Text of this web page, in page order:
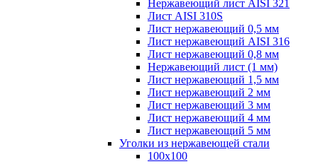
Нержавеющий лист AISI 321
Лист AISI 310S
Лист нержавеющий 0,5 мм
Лист нержавеющий AISI 316
Лист нержавеющий 0,8 мм
Нержавеющий лист (1 мм)
Лист нержавеющий 1,5 мм
Лист нержавеющий 2 мм
Лист нержавеющий 3 мм
Лист нержавеющий 4 мм
Лист нержавеющий 5 мм
Уголки из нержавеющей стали
100х100